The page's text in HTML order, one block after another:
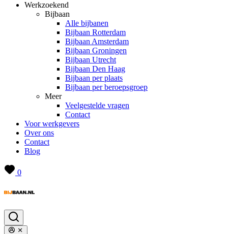
Werkzoekend
Bijbaan
Alle bijbanen
Bijbaan Rotterdam
Bijbaan Amsterdam
Bijbaan Groningen
Bijbaan Utrecht
Bijbaan Den Haag
Bijbaan per plaats
Bijbaan per beroepsgroep
Meer
Veelgestelde vragen
Contact
Voor werkgevers
Over ons
Contact
Blog
0